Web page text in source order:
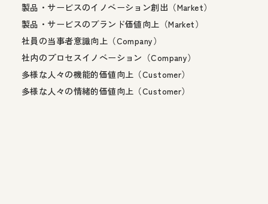
製品・サービスのイノベーション創出（Market）
製品・サービスのブランド価値向上（Market）
社員の当事者意識向上（Company）
社内のプロセスイノベーション（Company）
多様な人々の機能的価値向上（Customer）
多様な人々の情緒的価値向上（Customer）